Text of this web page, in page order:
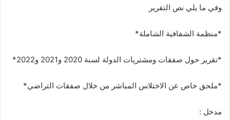
وفي ما يلي نص التقرير
*منظمة الشفافية الشاملة*
*تقرير حول صفقات ومشتريات الدولة لسنة 2020 و2021 و2022*
*ملحق خاص عن الاختلاس المباشر من خلال صفقات التراضي*
مدخل :